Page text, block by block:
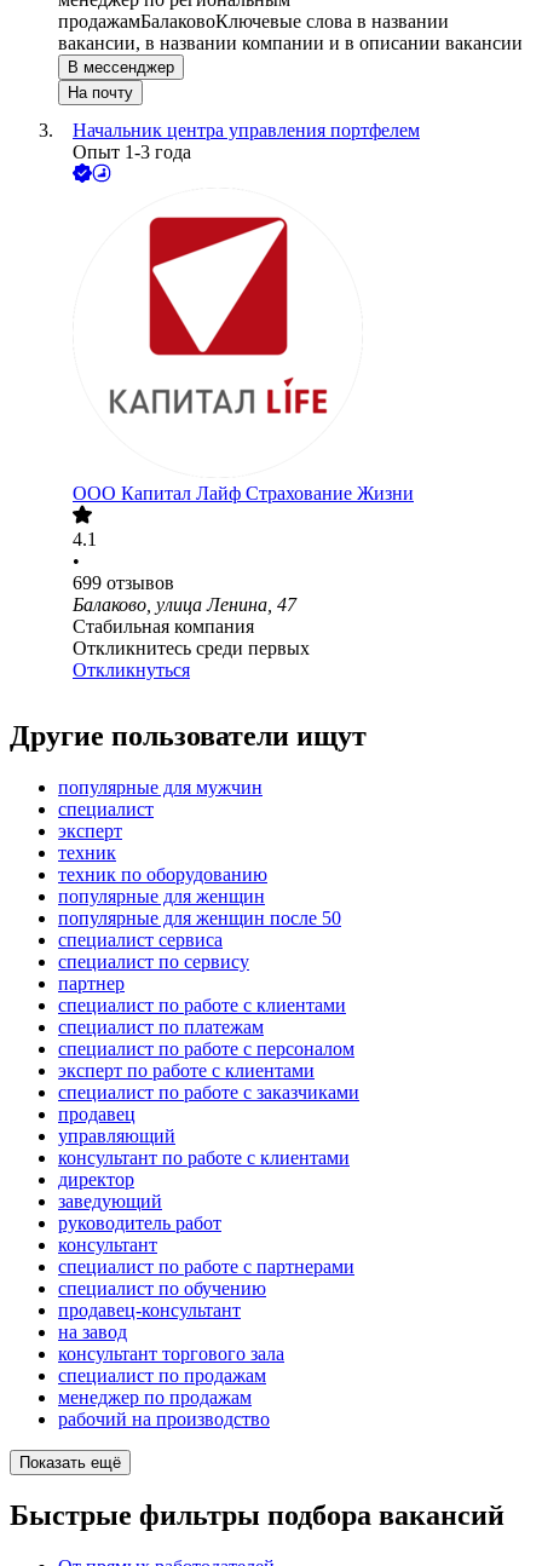
продажамБалаковоКлючевые слова в названии
вакансии, в названии компании и в описании вакансии
В мессенджер
На почту
Начальник центра управления портфелем
Опыт 1-3 года
ООО Капитал Лайф Страхование Жизни
4.1
•
699 отзывов
Балаково, улица Ленина, 47
Стабильная компания
Откликнитесь среди первых
Откликнуться
Другие пользователи ищут
популярные для мужчин
специалист
эксперт
техник
техник по оборудованию
популярные для женщин
популярные для женщин после 50
специалист сервиса
специалист по сервису
партнер
специалист по работе с клиентами
специалист по платежам
специалист по работе с персоналом
эксперт по работе с клиентами
специалист по работе с заказчиками
продавец
управляющий
консультант по работе с клиентами
директор
заведующий
руководитель работ
консультант
специалист по работе с партнерами
специалист по обучению
продавец-консультант
на завод
консультант торгового зала
специалист по продажам
менеджер по продажам
рабочий на производство
Показать ещё
Быстрые фильтры подбора вакансий